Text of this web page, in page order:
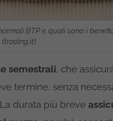
BTP e quali sono i
(trading.it)
semestrali, che
termine, senza
durata più breve